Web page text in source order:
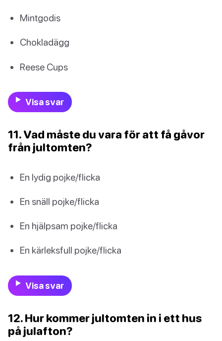
Mintgodis
Chokladägg
Reese Cups
Visa svar
11. Vad måste du vara för att få gåvor
från jultomten?
En lydig pojke/flicka
En snäll pojke/flicka
En hjälpsam pojke/flicka
En kärleksfull pojke/flicka
Visa svar
12. Hur kommer jultomten in i ett hus
på julafton?